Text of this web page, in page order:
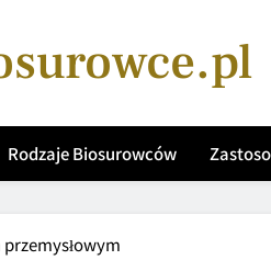
Rodzaje Biosurowców